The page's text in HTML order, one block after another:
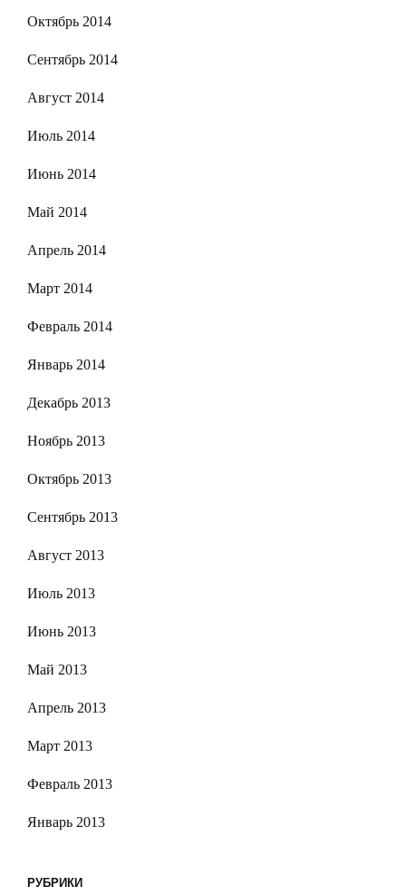
Октябрь 2014
Сентябрь 2014
Август 2014
Июль 2014
Июнь 2014
Май 2014
Апрель 2014
Март 2014
Февраль 2014
Январь 2014
Декабрь 2013
Ноябрь 2013
Октябрь 2013
Сентябрь 2013
Август 2013
Июль 2013
Июнь 2013
Май 2013
Апрель 2013
Март 2013
Февраль 2013
Январь 2013
РУБРИКИ